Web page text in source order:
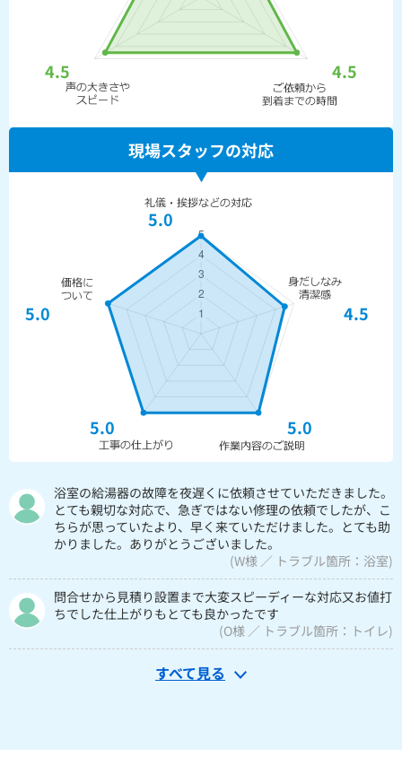
4.5 4.5
現場スタッフの対応
5.0
4.5
5.0
5.0
5.0
浴室の給湯器の故障を夜遅くに依頼させていただきました。
とても親切な対応で、急ぎではない修理の依頼でしたが、こ
ちらが思っていたより、早く来ていただけました。とても助
かりました。ありがとうございました。
(W様 ／ トラブル箇所：浴室)
問合せから見積り設置まで大変スピーディーな対応又お値打
ちでした仕上がりもとても良かったです
(O様 ／ トラブル箇所：トイレ)
すべて見る